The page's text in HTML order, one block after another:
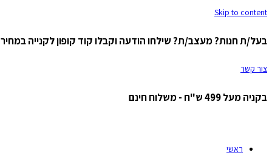
Skip to content
בעל/ת חנות? מעצב/ת? שילחו הודעה וקבלו קוד קופון לקנייה במחיר
צור קשר
בקניה מעל 499 ש"ח - משלוח חינם
ראשי